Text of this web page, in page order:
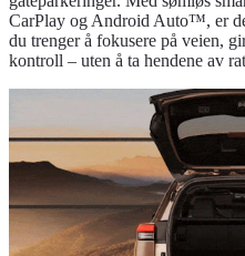
CarPlay og Android Auto™, er
du trenger å fokusere på veien,
kontroll – uten å ta hendene av